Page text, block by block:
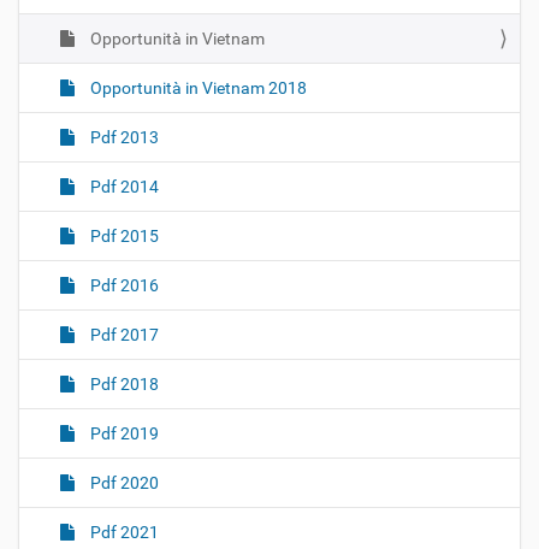
Opportunità in Vietnam
Opportunità in Vietnam 2018
Pdf 2013
Pdf 2014
Pdf 2015
Pdf 2016
Pdf 2017
Pdf 2018
Pdf 2019
Pdf 2020
Pdf 2021